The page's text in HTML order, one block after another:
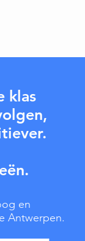
klas
olgen,
en
Antwerpen.